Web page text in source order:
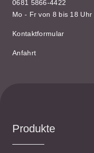
0681 5866-4422
Mo - Fr von 8 bis 18 Uhr
Kontaktformular
Anfahrt
Produkte